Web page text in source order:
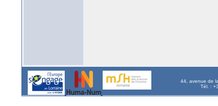
44, avenue de
Tél. :